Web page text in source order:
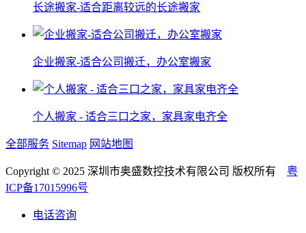
长途搬家-适合距离较远的长途搬家
企业搬家-适合公司搬迁，办公室搬家
个人搬家 - 适合三口之家，家具家电齐全
全部服务 Sitemap 网站地图
Copyright © 2025 深圳市奥盛数控技术有限公司 版权所有 粤
ICP备17015996号
电话咨询